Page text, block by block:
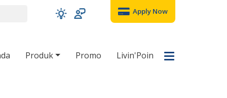
Apply Now
Produk Promo Livin'Poin